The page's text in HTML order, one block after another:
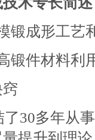
锻成形工艺
锻件材料利
了30多年从